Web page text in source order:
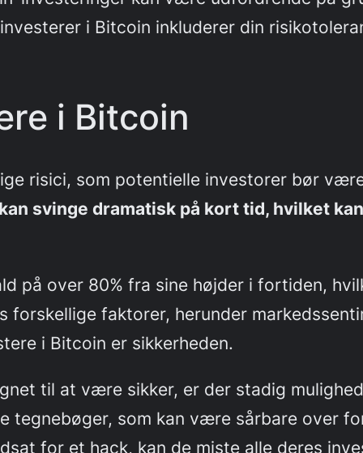
i Bitcoin inkluderer din
i Bitcoin
risici, som potentielle investorer bør
svinge dramatisk på kort tid, hvilket
på over 80% fra sine højder i fortiden,
forskellige faktorer, herunder
i Bitcoin er sikkerheden.
til at være sikker, er der stadig
tegnebøger, som kan være sårbare over
for et hack, kan de miste alle deres